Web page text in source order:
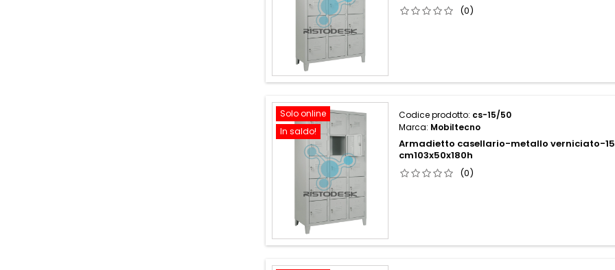
(0)
Solo online
In saldo!
Codice prodotto: cs-15/50
Marca: Mobiltecno
Armadietto casellario-metallo verniciato-
cm103x50x180h
(0)